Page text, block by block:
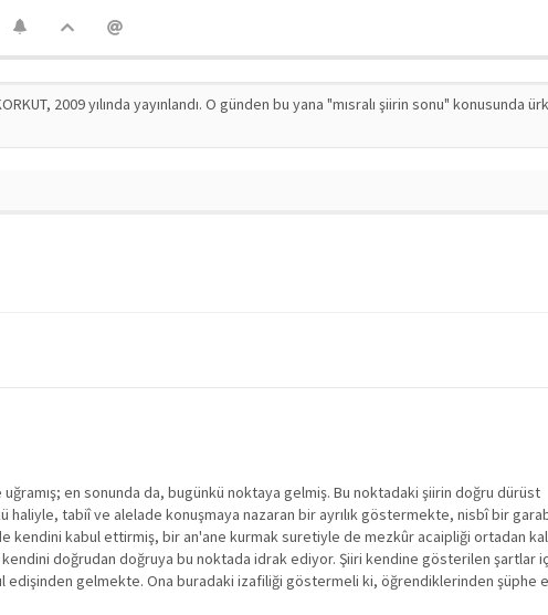
2009 yılında yayınlandı. O günden bu yana "mısralı şiirin sonu"
en sonunda da, bugünkü noktaya gelmiş. Bu noktadaki şiirin doğru dürüst
haliyle, tabiî ve alelade konuşmaya nazaran bir ayrılık göstermekte, nisbî bir
kabul ettirmiş, bir an'ane kurmak suretiyle de mezkûr acaipliği ortadan
doğrudan doğruya bu noktada idrak ediyor. Şiiri kendine gösterilen şartlar
edişinden gelmekte. Ona buradaki izafiliği göstermeli ki, öğrendiklerinden şüphe